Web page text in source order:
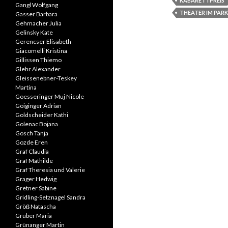
THEATER IM PARK
Gangl Wolfgang
Gasser Barbara
Gehmacher Julia
Gelinsky Kate
Gerencser Elisabeth
Giacomelli Kristina
Gillissen Thiemo
Glehr Alexander
Gleissenebner-Teskey
Martina
Goesseringer Muj Nicole
Goiginger Adrian
Goldscheider Kathi
Golenac Bojana
Gosch Tanja
Gozde Eren
Graf Claudia
Graf Mathilde
Graf Theresia und Valerie
Grager Hedwig
Gretner Sabine
Gridling-Setznagel Sandra
Größ Natascha
Gruber Maria
Grünanger Martin